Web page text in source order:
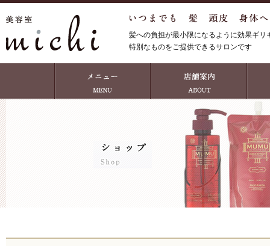
髪への負担が最小限になるように効果ギ
特別なものをご提供できるサロンです